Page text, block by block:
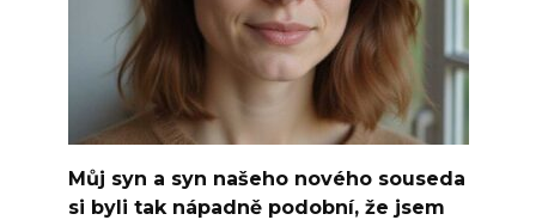
Můj syn a syn našeho nového souseda
si byli tak nápadně podobní, že jsem